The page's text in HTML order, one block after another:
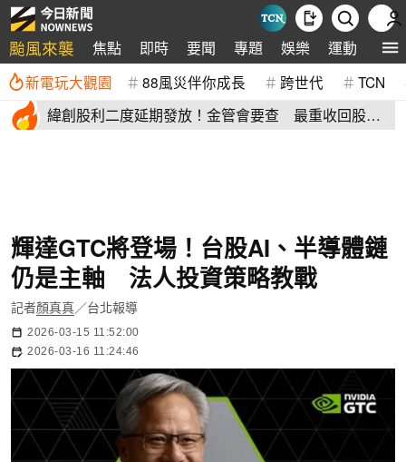
颱風來襲 焦點 即時 要聞 專題 娛樂 運動 全球
新電玩大觀園 88風災伴你成長 跨世代 TCN
緯創股利二度延期發放！金管會要查 最重收回股務
輝達GTC將登場！台股AI、半導體鏈
仍是主軸 法人投資策略教戰
記者顏真真／台北報導
2026-03-15 11:52:00
2026-03-16 11:24:46